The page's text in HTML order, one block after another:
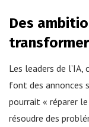
Des
Les leaders de l’IA,
font des annonces
pourrait « réparer
résoudre des